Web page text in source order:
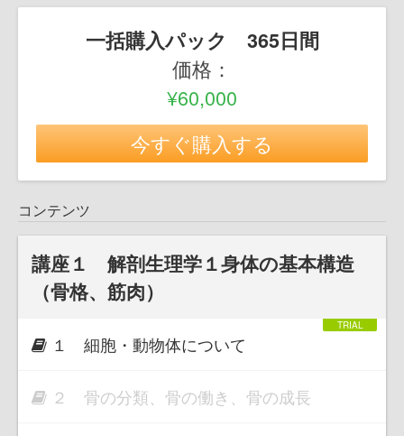
一括購入パック 365日間
価格：
¥60,000
今すぐ購入する
コンテンツ
講座１ 解剖生理学１身体の基本構造
（骨格、筋肉）
１ 細胞・動物体について
２ 骨の分類、骨の働き、骨の成長